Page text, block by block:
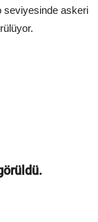
seviyesinde askeri